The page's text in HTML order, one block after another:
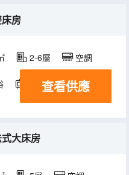
房
2-6層 空調
電視機
查看供應
大床房